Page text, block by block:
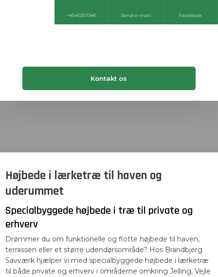
Kontakt os​
Højbede i lærketræ til haven og
uderummet
Specialbyggede højbede i træ til private og
erhverv
Drømmer du om funktionelle og flotte højbede til haven,
terrassen eller et større udendørsområde? Hos Brandbjerg
Savværk hjælper vi med specialbyggede højbede i lærketræ
til både private og erhverv i områderne omkring Jelling, Vejle
+4540201346 Send e-mail Facebook